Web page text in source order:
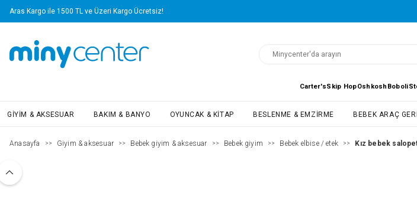
Aras Kargo ile 1500 TL ve Üzeri Kargo Ücretsiz!
Carter'sSkip HopOshkosh Boboli
GIYIM & AKSESUAR BAKIM & BANYO OYUNCAK & KITAP BESLENME & EMZIRME BEBEK ARAÇ
Anasayfa >> Giyim & aksesuar >> Bebek giyim & aksesuar >> Bebek giyim >> Bebek elbise / etek >> Kız bebek